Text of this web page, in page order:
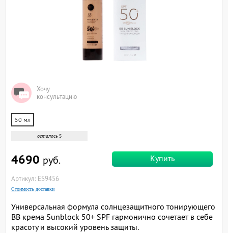
Хочу
консультацию
50 мл
осталось 5
4690 руб. Купить
Артикул: ES9456
Стоимость доставки
Универсальная формула солнцезащитного тонирующего
BB крема Sunblock 50+ SPF гармонично сочетает в себе
красоту и высокий уровень защиты.